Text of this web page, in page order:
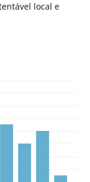
local e